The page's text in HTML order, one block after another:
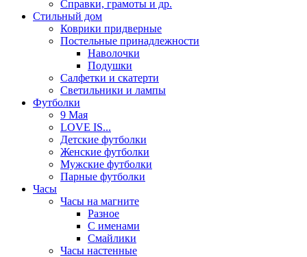
Справки, грамоты и др.
Стильный дом
Коврики придверные
Постельные принадлежности
Наволочки
Подушки
Салфетки и скатерти
Светильники и лампы
Футболки
9 Мая
LOVE IS...
Детские футболки
Женские футболки
Мужские футболки
Парные футболки
Часы
Часы на магните
Разное
С именами
Смайлики
Часы настенные